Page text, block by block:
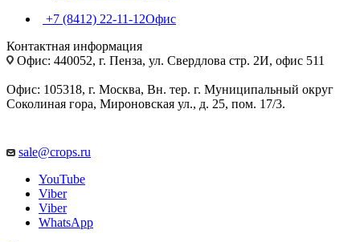
+7 (8412) 22-11-12Офис
Контактная информация
Офис: 440052, г. Пенза, ул. Свердлова стр. 2И, офис 511
Офис: 105318, г. Москва, Вн. тер. г. Муниципальный округ
Соколиная гора, Мироновская ул., д. 25, пом. 17/3.
sale@crops.ru
YouTube
Viber
Viber
WhatsApp